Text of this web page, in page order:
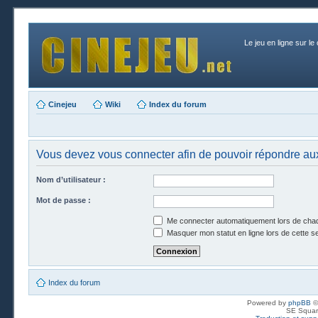
Le jeu en ligne sur le
Cinejeu Wiki Index du forum
Vous devez vous connecter afin de pouvoir répondre
Nom d’utilisateur :
Mot de passe :
Me connecter automatiquement lors de
Masquer mon statut en ligne lors de cette
Index du forum
Powered by phpBB
SE